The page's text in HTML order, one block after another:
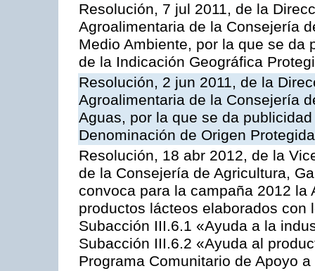
Resolución, 7 jul 2011, de la
Agroalimentaria de la Consejería
Medio Ambiente, por la que se
de la Indicación Geográfica
Resolución, 2 jun 2011, de la
Agroalimentaria de la Consejería
Aguas, por la que se da
Denominación de Origen
Resolución, 18 abr 2012, de la
de la Consejería de Agricultura,
convoca para la campaña 2012
productos lácteos elaborados
Subacción III.6.1 «Ayuda a la
Subacción III.6.2 «Ayuda al
Programa Comunitario de Apoyo